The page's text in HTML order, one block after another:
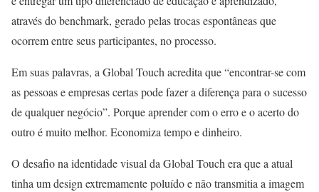
através do benchmark, gerado pelas trocas espontâneas que
ocorrem entre seus participantes, no processo.
Em suas palavras, a Global Touch acredita que “encontrar-se com
as pessoas e empresas certas pode fazer a diferença para o sucesso
de qualquer negócio”. Porque aprender com o erro e o acerto do
outro é muito melhor. Economiza tempo e dinheiro.
O desafio na identidade visual da Global Touch era que a atual
tinha um design extremamente poluído e não transmitia a imagem